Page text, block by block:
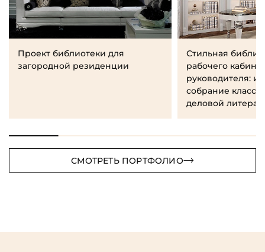
Проект библиотеки для
загородной резиденции
Стильная
рабочего
руководителя:
собрание
деловой
СМОТРЕТЬ ПОРТФОЛИО